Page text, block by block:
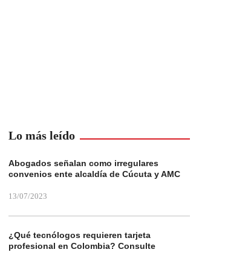
Lo más leído
Abogados señalan como irregulares
convenios ente alcaldía de Cúcuta y AMC
13/07/2023
¿Qué tecnólogos requieren tarjeta
profesional en Colombia? Consulte